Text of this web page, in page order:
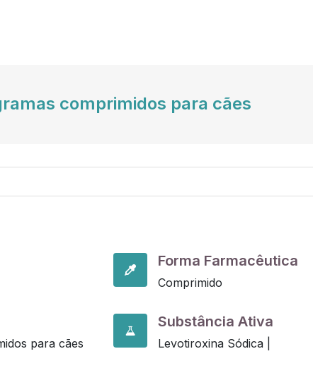
comprimidos para cães
para cães
Forma Farmacêutica
Comprimido
Substância Ativa
Levotiroxina Sódica |